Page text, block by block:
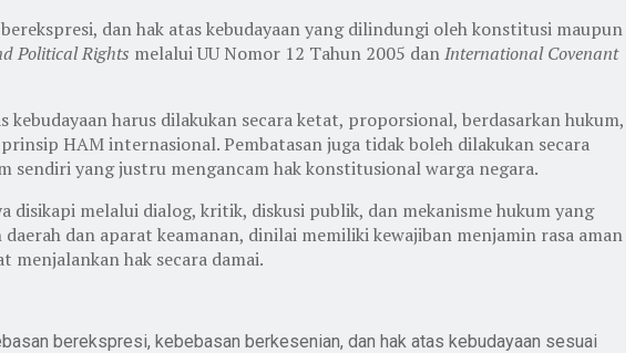
dan hak atas kebudayaan yang dilindungi oleh konstitusi maupun
Political Rights melalui UU Nomor 12 Tahun 2005 danInternational Covenant
harus dilakukan secara ketat, proporsional, berdasarkan hukum,
HAM internasional. Pembatasan juga tidak boleh dilakukan secara
sendiri yang justru mengancam hak konstitusional warga negara.
disikapi melalui dialog, kritik, diskusi publik, dan mekanisme hukum yang
dan aparat keamanan, dinilai memiliki kewajiban menjamin rasa aman
hak secara damai.
berekspresi, kebebasan berkesenian, dan hak atas kebudayaan sesuai